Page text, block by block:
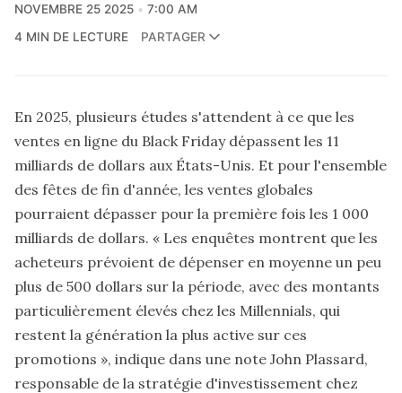
NOVEMBRE 25 2025
7:00 AM
4 MIN DE LECTURE
PARTAGER
En 2025, plusieurs études s'attendent à ce que les
ventes en ligne du Black Friday dépassent les 11
milliards de dollars aux États-Unis. Et pour l'ensemble
des fêtes de fin d'année, les ventes globales
pourraient dépasser pour la première fois les 1 000
milliards de dollars. « Les enquêtes montrent que les
acheteurs prévoient de dépenser en moyenne un peu
plus de 500 dollars sur la période, avec des montants
particulièrement élevés chez les Millennials, qui
restent la génération la plus active sur ces
promotions », indique dans une note John Plassard,
responsable de la stratégie d'investissement chez